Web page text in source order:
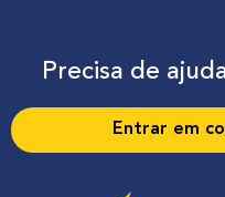
Precisa de
Entrar em